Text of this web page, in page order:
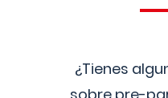
¿Tienes